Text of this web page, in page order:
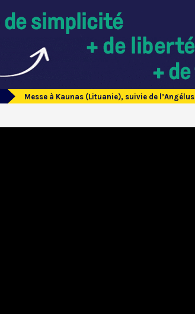
Messe à Kaunas (Lituanie), suivie de l’Angélus